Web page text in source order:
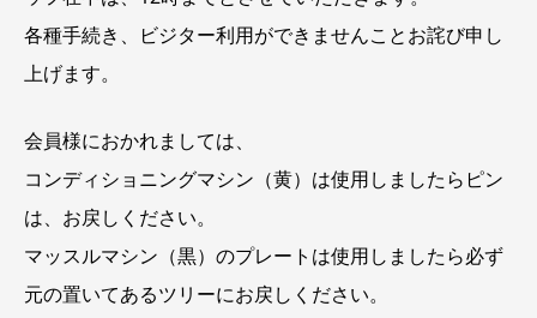
～
12:00
各種手続き、ビジター利用ができませんことお詫び申し
上げます。
会員様におかれましては、
コンディショニングマシン（黄）は使用しましたらピン
は、お戻しください。
マッスルマシン（黒）のプレートは使用しましたら必ず
元の置いてあるツリーにお戻しください。